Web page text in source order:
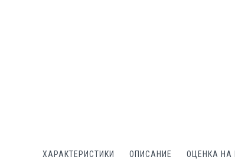
ХАРАКТЕРИСТИКИ ОПИСАНИЕ ОЦЕНКА НА